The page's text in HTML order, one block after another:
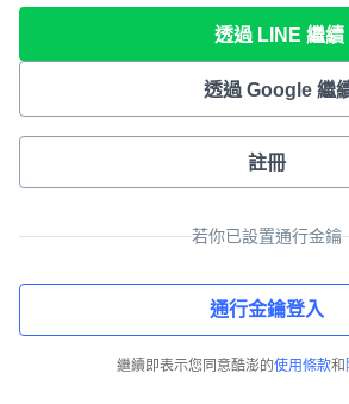
透過 LINE 繼續
透過 Google 繼
註冊
若你已設置通行金鑰
通行金鑰登入
繼續即表示您同意酷澎的使用條款和